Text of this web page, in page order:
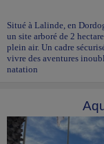
Situé à Lalinde, en
un site arboré de 2
plein air. Un cadre
vivre des aventures
natation